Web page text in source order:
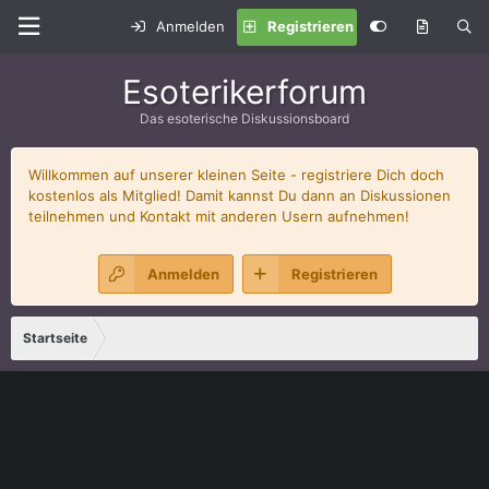
Anmelden Registrieren
Esoterikerforum
Das esoterische Diskussionsboard
Willkommen auf unserer kleinen Seite - registriere Dich doch
kostenlos als Mitglied! Damit kannst Du dann an Diskussionen
teilnehmen und Kontakt mit anderen Usern aufnehmen!
Anmelden Registrieren
Startseite